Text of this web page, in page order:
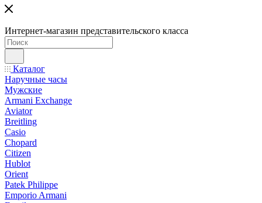
Интернет-магазин представительского класса
Каталог
Наручные часы
Мужские
Armani Exchange
Aviator
Breitling
Casio
Chopard
Citizen
Hublot
Orient
Patek Philippe
Emporio Armani